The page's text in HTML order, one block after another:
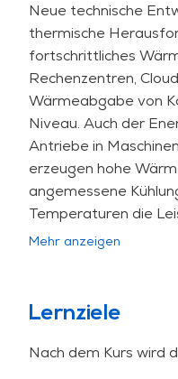
Neue technische
thermische
fortschrittliches
Rechenzentren,
Wärmeabgabe von
Niveau. Auch der
Antriebe in
erzeugen hohe
angemessene
Temperaturen die
Lebensdauer.
Dieses Training
seinen
Mehr anzeigen
Lernziele
Nach dem Kurs wird